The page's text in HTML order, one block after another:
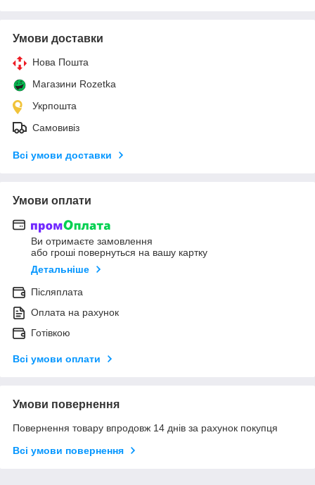
Умови доставки
Нова Пошта
Магазини Rozetka
Укрпошта
Самовивіз
Всі умови доставки
Умови оплати
Ви отримаєте замовлення
або гроші повернуться на вашу картку
Детальніше
Післяплата
Оплата на рахунок
Готівкою
Всі умови оплати
Умови повернення
Повернення товару впродовж 14 днів за рахунок покупця
Всі умови повернення